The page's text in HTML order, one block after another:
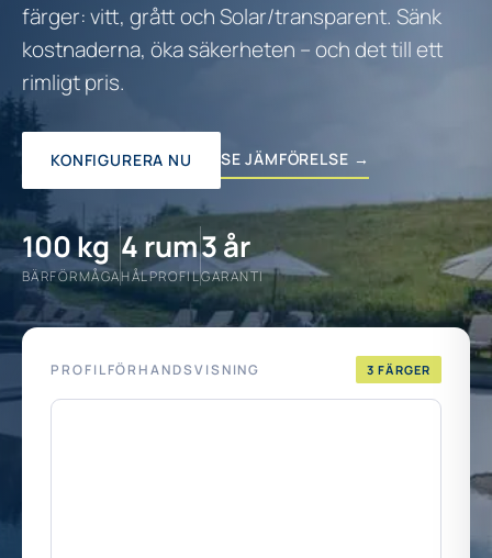
färger: vitt, grått och Solar/transparent. Sänk
kostnaderna, öka säkerheten – och det till ett
rimligt pris.
KONFIGURERA NU SE JÄMFÖRELSE →
100 kg
BÄRFÖRMÅGA
4 rum
HÅLPROFIL
3 år
GARANTI
PROFILFÖRHANDSVISNING 3 FÄRGER